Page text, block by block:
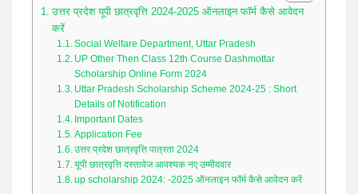
उत्तर प्रदेश यूपी छात्रवृत्ति 2024-2025 ऑनलाइन फॉर्म कैसे आवेदन
करें
Social Welfare Department, Uttar Pradesh
UP Other Then Class 12th Course Dashmottar
Scholarship Online Form 2024
Uttar Pradesh Scholarship Scheme 2024-25 : Short
Details of Notification
Important Dates
Application Fee
उत्तर प्रदेश छात्रवृत्ति पात्रता 2024
यूपी छात्रवृत्ति दस्तावेज आवश्यक नए उम्मीदवार
up scholarship 2024: -2025 ऑनलाइन फॉर्म कैसे आवेदन करें